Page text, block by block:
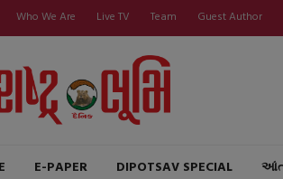
Who We Are Live TV Team Guest Author
E-PAPER DIPOTSAV SPECIAL